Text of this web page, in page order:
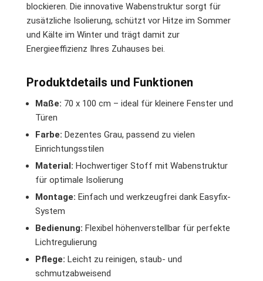
blockieren. Die innovative Wabenstruktur sorgt für
zusätzliche Isolierung, schützt vor Hitze im Sommer
und Kälte im Winter und trägt damit zur
Energieeffizienz Ihres Zuhauses bei.
Produktdetails und Funktionen
Maße: 70 x 100 cm – ideal für kleinere Fenster und
Türen
Farbe: Dezentes Grau, passend zu vielen
Einrichtungsstilen
Material: Hochwertiger Stoff mit Wabenstruktur
für optimale Isolierung
Montage: Einfach und werkzeugfrei dank Easyfix-
System
Bedienung: Flexibel höhenverstellbar für perfekte
Lichtregulierung
Pflege: Leicht zu reinigen, staub- und
schmutzabweisend